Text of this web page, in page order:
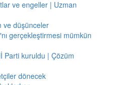
ve engeller | Uzman
ve düşünceler
gerçekleştirmesi mümkün
Parti kuruldu | Çözüm
dönecek